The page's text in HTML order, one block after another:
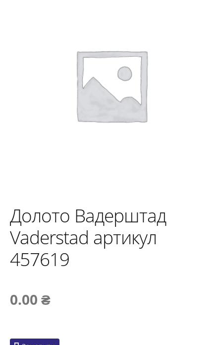
Долото Вадерштад
Vaderstad артикул
457619
0.00 ₴